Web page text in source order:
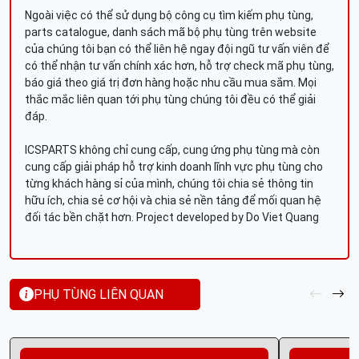
Ngoài việc có thể sử dụng bộ công cụ tìm kiếm phụ tùng,
parts catalogue, danh sách mã bộ phụ tùng trên website
của chúng tôi bạn có thể liên hệ ngay đội ngũ tư vấn viên để
có thể nhận tư vấn chính xác hơn, hỗ trợ check mã phụ tùng,
báo giá theo giá trị đơn hàng hoặc nhu cầu mua sắm. Mọi
thắc mắc liên quan tới phụ tùng chúng tôi đều có thể giải
đáp.
ICSPARTS không chỉ cung cấp, cung ứng phụ tùng mà còn
cung cấp giải pháp hỗ trợ kinh doanh lĩnh vực phụ tùng cho
từng khách hàng sỉ của mình, chúng tôi chia sẻ thông tin
hữu ích, chia sẻ cơ hội và chia sẻ nền tảng để mối quan hệ
đối tác bền chặt hơn. Project developed by Do Viet Quang
PHỤ TÙNG LIÊN QUAN